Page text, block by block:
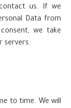
us. If we
Data from
we take
servers.
to time. We will